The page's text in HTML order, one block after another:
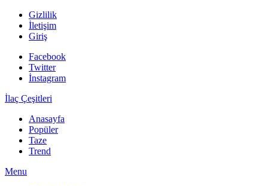
Gizlilik
İletişim
Giriş
Facebook
Twitter
İnstagram
İlaç Çeşitleri
Anasayfa
Popüler
Taze
Trend
Menu